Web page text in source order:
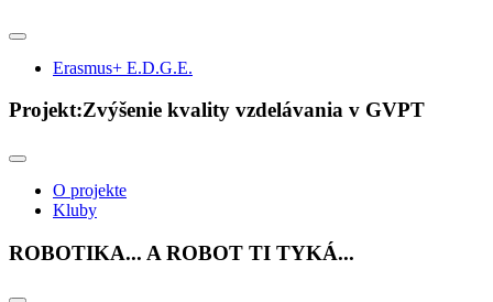
Erasmus+ E.D.G.E.
Projekt:Zvýšenie kvality vzdelávania v GVPT
O projekte
Kluby
ROBOTIKA... A ROBOT TI TYKÁ...